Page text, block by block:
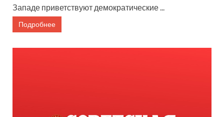
Западе приветствуют демократические ...
Подробнее